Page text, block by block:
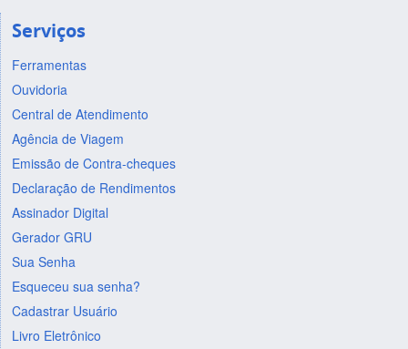
Serviços
Ferramentas
Ouvidoria
Central de Atendimento
Agência de Viagem
Emissão de Contra-cheques
Declaração de Rendimentos
Assinador Digital
Gerador GRU
Sua Senha
Esqueceu sua senha?
Cadastrar Usuário
Livro Eletrônico